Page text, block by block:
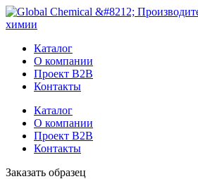
Каталог
О компании
Проект B2B
Контакты
Каталог
О компании
Проект B2B
Контакты
Заказать образец